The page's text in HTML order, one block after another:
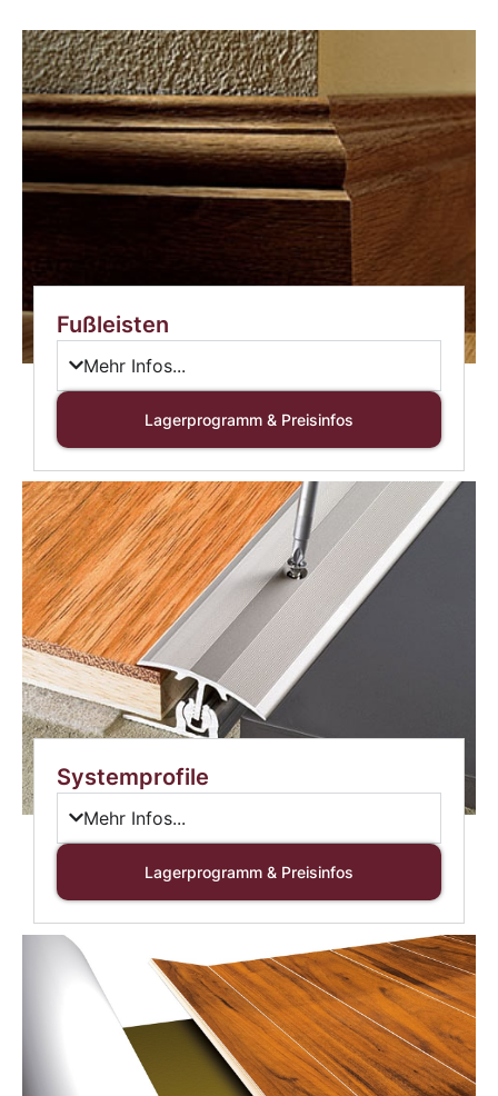
Fußleisten
Mehr Infos...
Lagerprogramm & Preisinfos
Systemprofile
Mehr Infos...
Lagerprogramm & Preisinfos